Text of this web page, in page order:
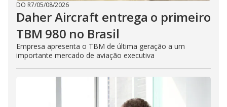
DO R7/05/08/2026
Daher Aircraft entrega o primeiro
TBM 980 no Brasil
Empresa apresenta o TBM de última geração a um
importante mercado de aviação executiva